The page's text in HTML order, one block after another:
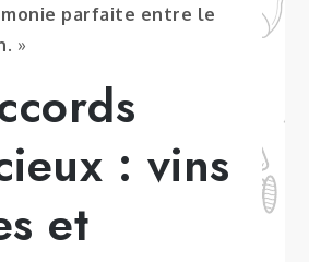
parfaite entre le
. »
: vins
et